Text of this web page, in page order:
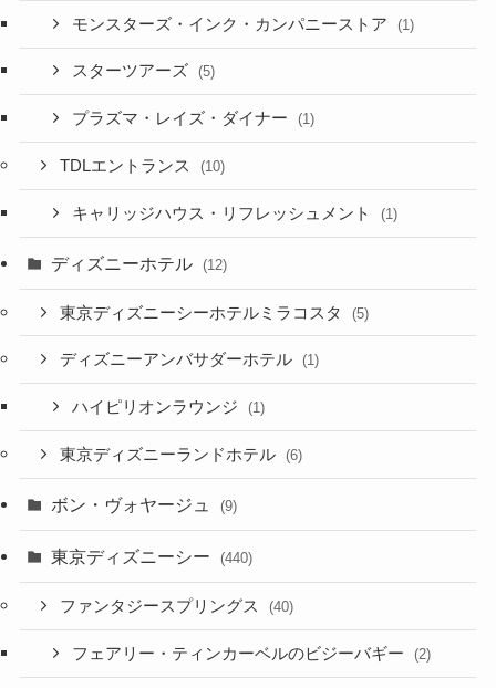
モンスターズ・インク・カンパニーストア (1)
スターツアーズ (5)
プラズマ・レイズ・ダイナー (1)
TDLエントランス (10)
キャリッジハウス・リフレッシュメント (1)
ディズニーホテル (12)
東京ディズニーシーホテルミラコスタ (5)
ディズニーアンバサダーホテル (1)
ハイピリオンラウンジ (1)
東京ディズニーランドホテル (6)
ボン・ヴォヤージュ (9)
東京ディズニーシー (440)
ファンタジースプリングス (40)
フェアリー・ティンカーベルのビジーバギー (2)